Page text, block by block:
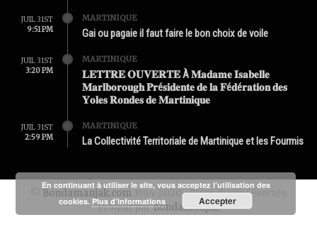
JUIL 31ST
9:51 PM
MARTINIQUE
Gai ou pagaie il faut faire le bon choix de voile
JUIL 31ST
3:20 PM
MARTINIQUE
𝐋𝐄𝐓𝐓𝐑𝐄 𝐎𝐔𝐕𝐄𝐑𝐓𝐄 À 𝐌𝐚𝐝𝐚𝐦𝐞 𝐈𝐬𝐚𝐛𝐞𝐥𝐥𝐞
𝐌𝐚𝐫𝐥𝐛𝐨𝐫𝐨𝐮𝐠𝐡 𝐏𝐫é𝐬𝐢𝐝𝐞𝐧𝐭𝐞 𝐝𝐞 𝐥𝐚 𝐅é𝐝é𝐫𝐚𝐭𝐢𝐨𝐧 𝐝𝐞𝐬
𝐘𝐨𝐥𝐞𝐬 𝐑𝐨𝐧𝐝𝐞𝐬 𝐝𝐞 𝐌𝐚𝐫𝐭𝐢𝐧𝐢𝐪𝐮𝐞
JUIL 31ST
2:59 PM
MARTINIQUE
La Collectivité Territoriale de Martinique et les Fourmis
Bondamanjak.com 1994-2020 - Tous droits réservés
Produit parBondamanjak
En continuant à utiliser le site, vous acceptez l’utilisation des
cookies. Plus d’informations Accepter